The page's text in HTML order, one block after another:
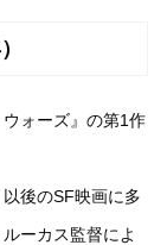
ォーズ』の第1作
後のSF映画に多
ーカス監督によ